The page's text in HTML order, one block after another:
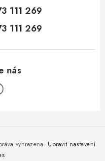
111 269
111 269
vyhrazena. Upravit nastavení